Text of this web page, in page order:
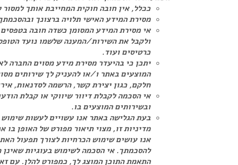
ככלל, אין חובה חוקית המחייבת אותך
מסירת המידע האישי תלויה ברצונך
אי מסירת המידע המסומן כשדה חובה
ולקבל את השירות/המענה שלשמו נועד
כרטיסים ועוד.
יתכן כי בהיעדר מסירת מידע מסוים החברה
המוצעים באתר ו/או להעניק לך שירותים
חלקם, כגון יצירת קשר, הרשמה לסדנאות,
אי הסכמה לקבלת דיוור שיווקי או קבלת
ובשירותים המוצעים בו.
בעת הגלישה באתר אנו עשויים לעשות
מדיניות זו, מצוי תיאור מפורט של האופן בו
אנו עושים שימוש הכרחיות לצורך תפעול
להסכמתך. אי הסכמה לשימוש בעוגיות
התאמת התוכן המוצג לך, כמפורט להלן. עם